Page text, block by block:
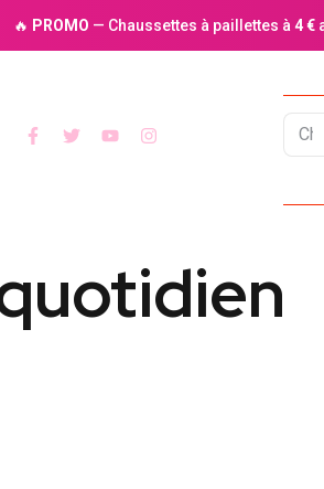
🔥 PROMO — Chaussettes à paillettes à 4 €